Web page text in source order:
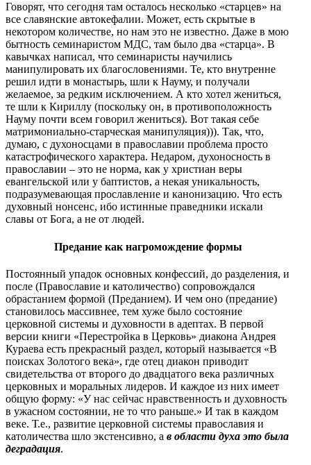
Говорят, что сегодня там осталось несколько «старцев» на
все славянские автокефалии. Может, есть скрытые в
некотором количестве, но нам это не известно. Даже в мою
бытность семинаристом МДС, там было два «старца». В
кавычках написал, что семинаристы научились
манипулировать их благословениями. Те, кто внутренне
решил идти в монастырь, шли к Науму, и получали
желаемое, за редким исключением. А кто хотел жениться,
те шли к Кириллу (поскольку он, в противоположность
Науму почти всем говорил жениться). Вот такая себе
матримониально-старческая манипуляция))). Так, что,
думаю, с духоносцами в православии проблема просто
катастрофического характера. Недаром, духоносность в
православии – это не норма, как у христиан веры
евангельской или у баптистов, а некая уникальность,
подразумевающая прославление и канонизацию. Что есть
духовный нонсенс, ибо истинные праведники искали
славы от Бога, а не от людей.
Предание как нагромождение формы
Постоянный упадок основных конфессий, до разделения, и
после (Православие и католичество) сопровождался
обрастанием формой (Преданием). И чем оно (предание)
становилось массивнее, тем хуже было состояние
церковной системы и духовности в адептах. В первой
версии книги «Перестройка в Церковь» диакона Андрея
Кураева есть прекрасный раздел, который называется «В
поисках Золотого века», где отец диакон приводит
свидетельства от второго до двадцатого века различных
церковных и моральных лидеров. И каждое из них имеет
общую форму: «У нас сейчас нравственность и духовность
в ужасном состоянии, не то что раньше.» И так в каждом
веке. Т.е., развитие церковной системы православия и
католичества шло экстенсивно, а в области духа это была
деградация.